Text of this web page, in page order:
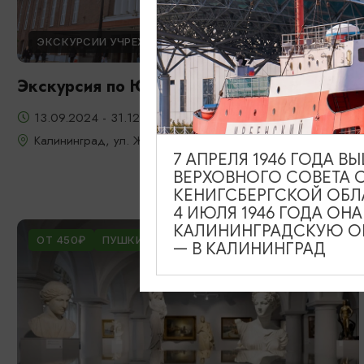
ЭКСКУРСИИ УЧРЕЖДЕНИЙ КУЛЬТУРЫ
Экскурсия по Южному вокзалу
13.09.2024 - 31.12.2026
Калининград, ул. Железнодорожная, д. 13-23
ОТ 450₽ ПУШКИНСКАЯ КАРТА
7 АПРЕЛЯ 1946 ГОДА
ВЕРХОВНОГО СОВЕТА
КЕНИГСБЕРГСКОЙ
4 ИЮЛЯ 1946 ГОДА
КАЛИНИНГРАДСКУЮ
— В КАЛИНИНГРАД